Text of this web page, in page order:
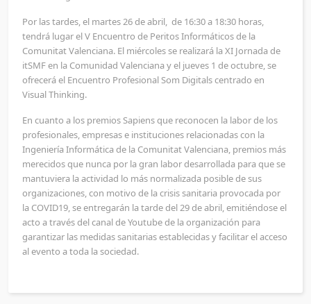
Por las tardes, el martes 26 de abril, de 16:30 a 18:30 horas,
tendrá lugar el V Encuentro de Peritos Informáticos de la
Comunitat Valenciana. El miércoles se realizará la XI Jornada de
itSMF en la Comunidad Valenciana y el jueves 1 de octubre, se
ofrecerá el Encuentro Profesional Som Digitals centrado en
Visual Thinking.
En cuanto a los premios Sapiens que reconocen la labor de los
profesionales, empresas e instituciones relacionadas con la
Ingeniería Informática de la Comunitat Valenciana, premios más
merecidos que nunca por la gran labor desarrollada para que se
mantuviera la actividad lo más normalizada posible de sus
organizaciones, con motivo de la crisis sanitaria provocada por
la COVID19, se entregarán la tarde del 29 de abril, emitiéndose el
acto a través del canal de Youtube de la organización para
garantizar las medidas sanitarias establecidas y facilitar el acceso
al evento a toda la sociedad.